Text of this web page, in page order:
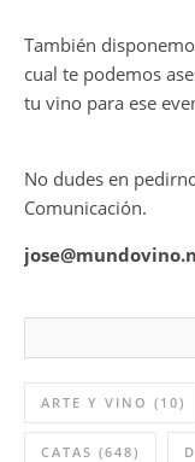
También
cual te podemos
tu vino para ese
No dudes en
Comunicación.
ARTE Y VINO (10)
CATAS (648)